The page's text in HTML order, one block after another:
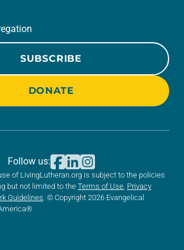
SUBSCRIBE
DONATE
of LivingLutheran.org is subject to the policies
but not limited to theTerms of Use, Privacy
Guidelines. © Copyright 2026 Evangelical
Follow us: